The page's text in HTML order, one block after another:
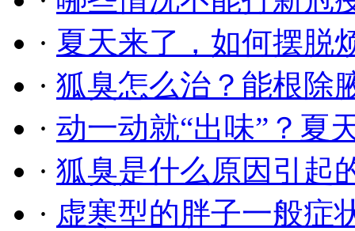
· 夏天来了，如何摆脱
· 狐臭怎么治？能根除
· 动一动就“出味”？夏
· 狐臭是什么原因引起
· 虚寒型的胖子一般症